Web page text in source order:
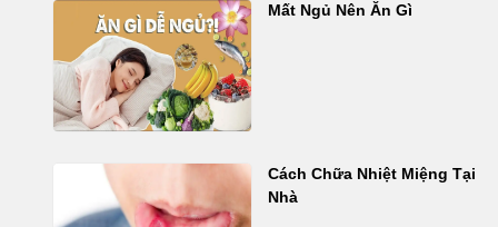
Mất Ngủ Nên Ăn Gì
Cách Chữa Nhiệt Miệng Tại
Nhà